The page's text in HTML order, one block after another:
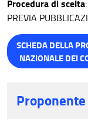
Procedura di scelta
PREVIA
SCHEDA DELLA
NAZIONALE DEI
Proponente